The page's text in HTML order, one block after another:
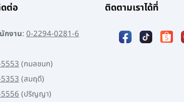
ต่อ
กงาน: 0-2294-0281-6
(กมลชนก)
(สมฤดี)
(ปริญญา)
ติดตามเราได้ที่